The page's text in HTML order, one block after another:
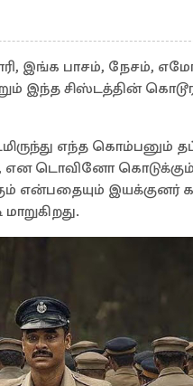
இங்க பாசம், நேசம்,
இந்த சிஸ்டத்தின்
எந்த கொம்பனும்
என டொவினோ கொடுக்கும்
என்பதையும் இயக்குனர்